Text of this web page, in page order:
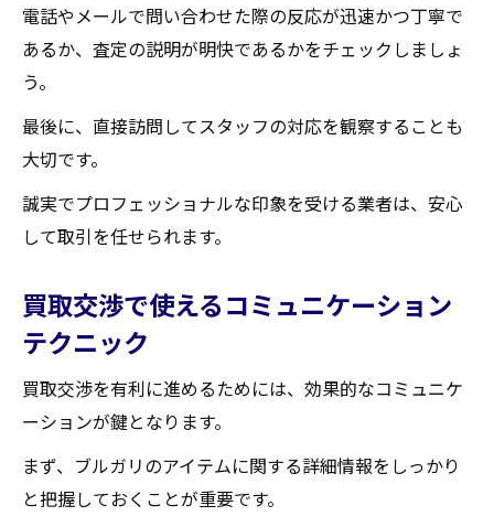
電話やメールで問い合わせた際の反応が迅速かつ丁寧で
あるか、査定の説明が明快であるかをチェックしましょ
う。
最後に、直接訪問してスタッフの対応を観察することも
大切です。
誠実でプロフェッショナルな印象を受ける業者は、安心
して取引を任せられます。
買取交渉で使えるコミュニケーション
テクニック
買取交渉を有利に進めるためには、効果的なコミュニケ
ーションが鍵となります。
まず、ブルガリのアイテムに関する詳細情報をしっかり
と把握しておくことが重要です。